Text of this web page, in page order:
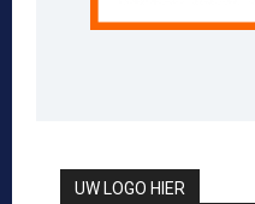
UW LOGO HIER